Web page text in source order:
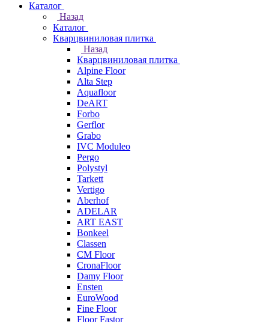
Каталог
Назад
Каталог
Кварцвиниловая плитка
Назад
Кварцвиниловая плитка
Alpine Floor
Alta Step
Aquafloor
DeART
Forbo
Gerflor
Grabo
IVC Moduleo
Pergo
Polystyl
Tarkett
Vertigo
Aberhof
ADELAR
ART EAST
Bonkeel
Classen
CM Floor
CronaFloor
Damy Floor
Ensten
EuroWood
Fine Floor
Floor Fastor